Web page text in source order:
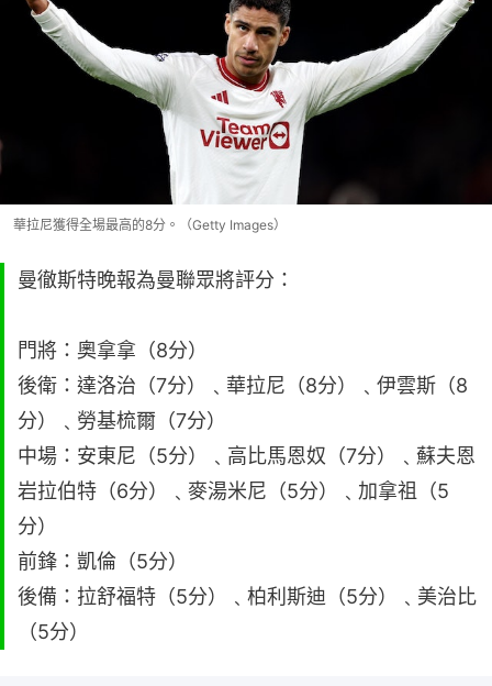
華拉尼獲得全場最高的8分。（Getty Images）
曼徹斯特晚報為曼聯眾將評分：
門將：奧拿拿（8分）
後衛：達洛治（7分）﹑華拉尼（8分）﹑伊雲斯（8
分）﹑勞基梳爾（7分）
中場：安東尼（5分）﹑高比馬恩奴（7分）﹑蘇夫恩
岩拉伯特（6分）﹑麥湯米尼（5分）﹑加拿祖（5
分）
前鋒：凱倫（5分）
後備：拉舒福特（5分）﹑柏利斯迪（5分）﹑美治比
（5分）